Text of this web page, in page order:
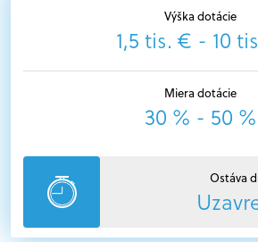
Výška dotácie
1,5 tis. € - 10
Miera dotácie
30 % - 50 %
Ostáva